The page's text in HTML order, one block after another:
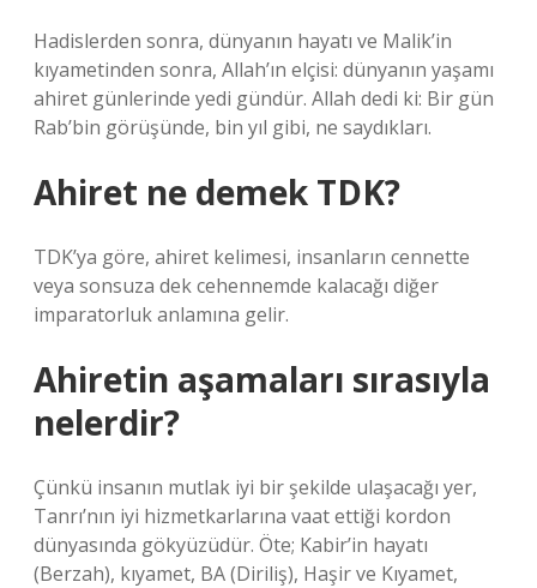
Hadislerden sonra, dünyanın hayatı ve Malik’in
kıyametinden sonra, Allah’ın elçisi: dünyanın yaşamı
ahiret günlerinde yedi gündür. Allah dedi ki: Bir gün
Rab’bin görüşünde, bin yıl gibi, ne saydıkları.
Ahiret ne demek TDK?
TDK’ya göre, ahiret kelimesi, insanların cennette
veya sonsuza dek cehennemde kalacağı diğer
imparatorluk anlamına gelir.
Ahiretin aşamaları sırasıyla
nelerdir?
Çünkü insanın mutlak iyi bir şekilde ulaşacağı yer,
Tanrı’nın iyi hizmetkarlarına vaat ettiği kordon
dünyasında gökyüzüdür. Öte; Kabir’in hayatı
(Berzah), kıyamet, BA (Diriliş), Haşir ve Kıyamet,